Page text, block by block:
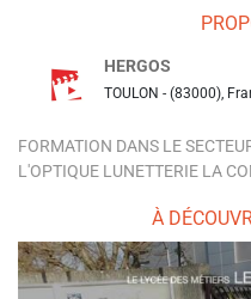
HERGOS
TOULON - (83000),
FORMATION DANS LE
L'OPTIQUE LUNETTERIE LA
À